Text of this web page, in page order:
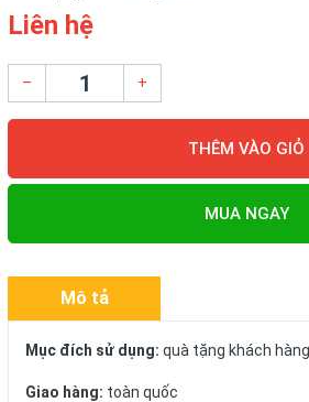
Liên hệ
– +
THÊM VÀO GIỎ
MUA NGAY
Mô tả
Mục đích sử dụng: quà tặng khách
Giao hàng: toàn quốc